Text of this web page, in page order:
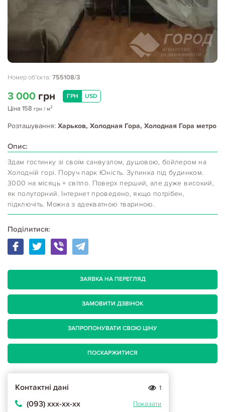
Номер об'єкта: 755108/3
3 000 грн ГРН USD
Ціна 158 грн / м2
Розташування: Харьков, Холодная Гора, Холодная Гора метро
Опис:
Здам гостинку зі своїм санвузлом, душовою, бойлером на
Холодній горі. Поруч парк Юність. Зупинка під будинком.
3000 на місяць + світло. Поверх перший, але дуже високий,
як полуторний. Інтернет проведено, якщо потрібен,
підключіть. Можна з адекватною твариною.
Поділитися:
ЗАЯВКА НА ПЕРЕГЛЯД
ЗАМОВИТИ ДЗВІНОК
ЗАПРОПОНУВАТИ СВОЮ ЦІНУ
ПОСКАРЖИТИСЯ
Контактні дані 1
(093) ххх-хх-хх Показати